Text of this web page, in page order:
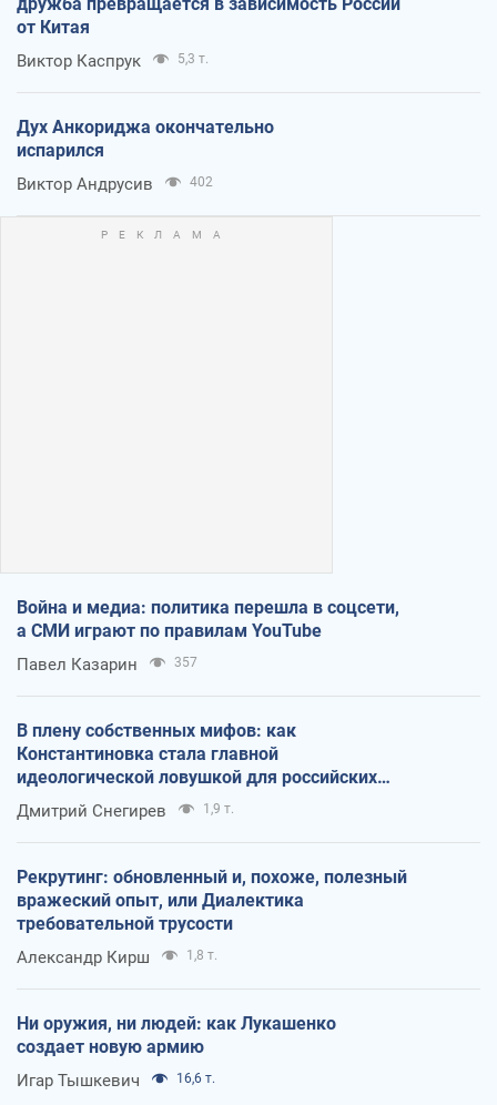
от Китая
Виктор Каспрук 5,3 т.
Дух Анкориджа окончательно
испарился
Виктор Андрусив 402
Война и медиа: политика перешла в соцсети,
а СМИ играют по правилам YouTube
Павел Казарин 357
В плену собственных мифов: как
Константиновка стала главной
идеологической ловушкой для российских
оккупантов
Дмитрий Снегирев 1,9 т.
Рекрутинг: обновленный и, похоже, полезный
вражеский опыт, или Диалектика
требовательной трусости
Александр Кирш 1,8 т.
Ни оружия, ни людей: как Лукашенко
создает новую армию
Игар Тышкевич 16,6 т.